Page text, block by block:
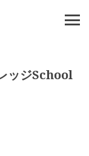
ッジSchool